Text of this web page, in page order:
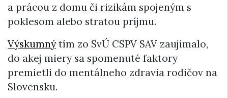
a prácou z domu či rizikám spojeným s
poklesom alebo stratou príjmu.
Výskumnýtím zo SvÚ CSPV SAV zaujímalo,
do akej miery sa spomenuté faktory
premietli do mentálneho zdravia rodičov na
Slovensku.